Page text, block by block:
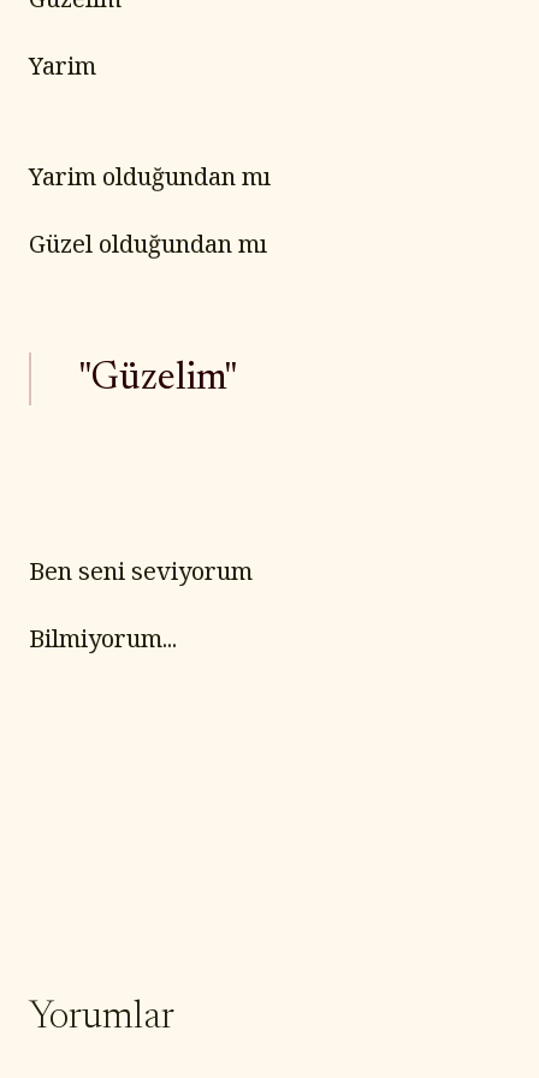
Yarim
Yarim olduğundan mı
Güzel olduğundan mı
"Güzelim"
Ben seni seviyorum
Bilmiyorum...
Yorumlar